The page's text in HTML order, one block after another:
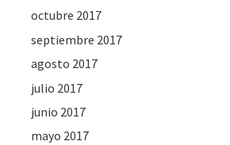
octubre 2017
septiembre 2017
agosto 2017
julio 2017
junio 2017
mayo 2017